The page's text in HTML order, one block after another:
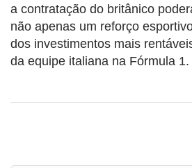
a contratação do britânico
não apenas um reforço
dos investimentos mais
da equipe italiana na Fórmula 1.